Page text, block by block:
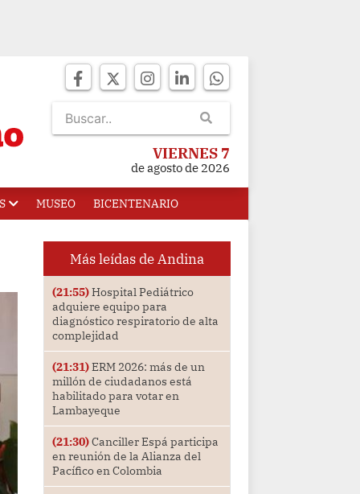
VIERNES 7
de agosto de 2026
MUSEO BICENTENARIO
Más leídas de Andina
(21:55)Hospital Pediátrico
adquiere equipo para
diagnóstico respiratorio de alta
complejidad
(21:31)ERM 2026: más de un
millón de ciudadanos está
habilitado para votar en
Lambayeque
(21:30)Canciller Espá participa
en reunión de la Alianza del
Pacífico en Colombia